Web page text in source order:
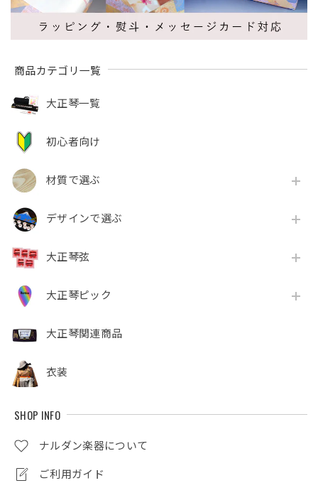
商品カテゴリ一覧
大正琴一覧
初心者向け
材質で選ぶ
デザインで選ぶ
大正琴弦
大正琴ピック
大正琴関連商品
衣装
SHOP INFO
ナルダン楽器について
ご利用ガイド